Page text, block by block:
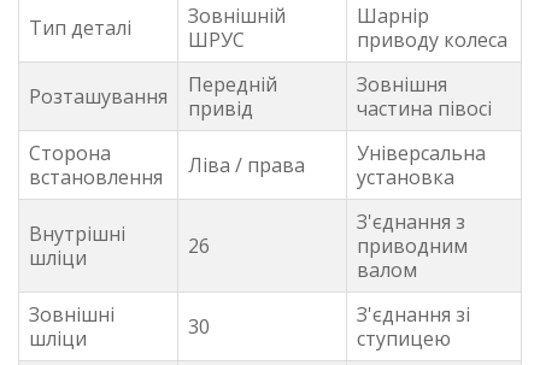
Тип деталі
Зовнішній
ШРУС
Шарнір
приводу колеса
Розташування
Передній
привід
Зовнішня
частина півосі
Сторона
встановлення
Ліва / права
Універсальна
установка
Внутрішні
шліци
26
З'єднання з
приводним
валом
Зовнішні
шліци
30
З'єднання зі
ступицею